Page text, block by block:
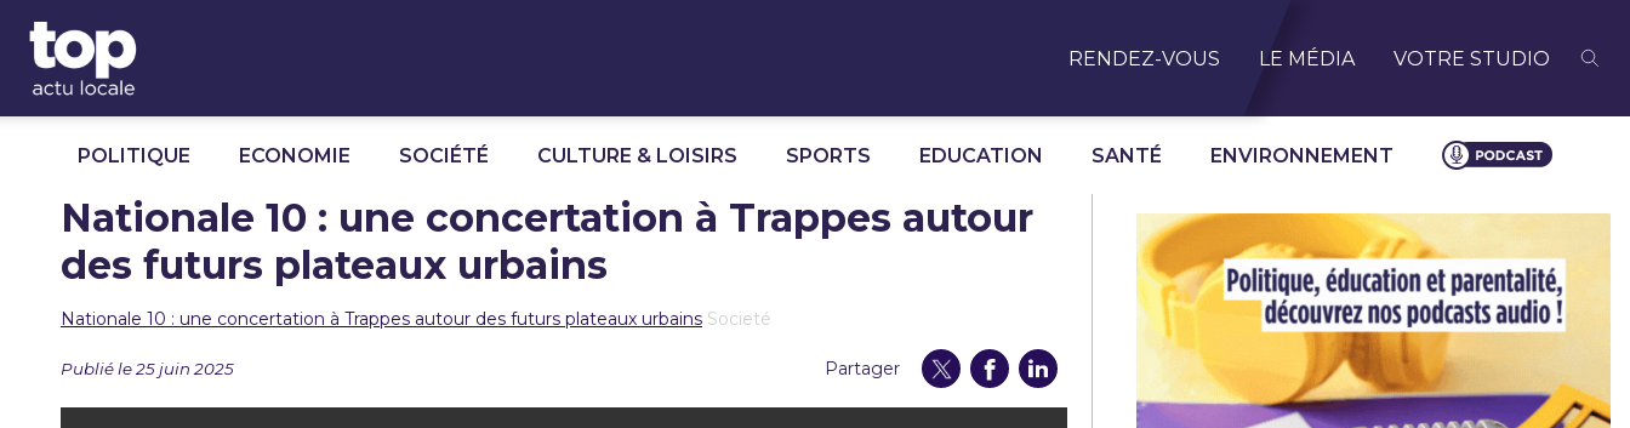
RENDEZ-VOUS LE MÉDIA VOTRE STUDIO
POLITIQUE ECONOMIE SOCIÉTÉ CULTURE & LOISIRS SPORTS EDUCATION SANTÉ ENVIRONNEMENT
Nationale 10 : une concertation à Trappes autour
des futurs plateaux urbains
Nationale 10 : une concertation à Trappes autour des futurs plateaux urbains Societé
Publié le 25 juin 2025 Partager